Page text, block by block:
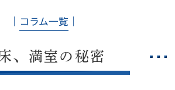
│ コラム一覧 │
、満室の秘密